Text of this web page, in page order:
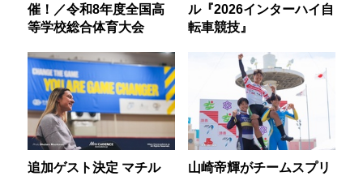
催！／令和8年度全国高
等学校総合体育大会
ル『2026インターハイ自
転車競技』
追加ゲスト決定 マチル
山崎帝輝がチームスプリ